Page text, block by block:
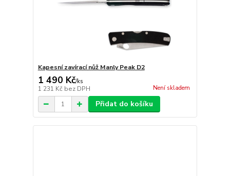
Kapesní zavírací nůž Manly Peak D2
1 490 Kč/ks
1 231 Kč bez DPH Není skladem
Přidat do košíku